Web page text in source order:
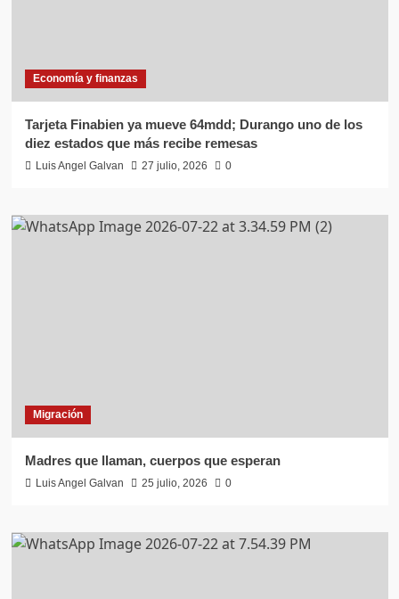
Economía y finanzas
Tarjeta Finabien ya mueve 64mdd; Durango uno de los
diez estados que más recibe remesas
Luis Angel Galvan 27 julio, 2026 0
Migración
Madres que llaman, cuerpos que esperan
Luis Angel Galvan 25 julio, 2026 0